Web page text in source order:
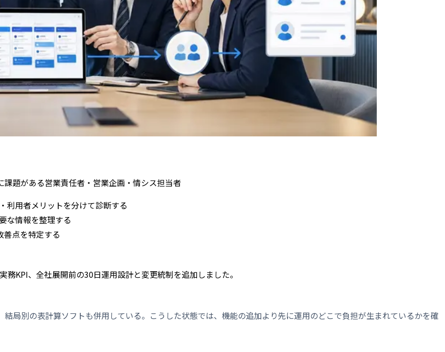
題がある営業責任者・営業企画・情シス担当者
利用者メリットを分けて診断する
な情報を整理する
点を特定する
KPI、全社展開前の30日運用設計と変更統制を追加しました。
局別の表計算ソフトも併用している。こうした状態では、機能の追加より先に運用のどこで負担が生まれているかを確